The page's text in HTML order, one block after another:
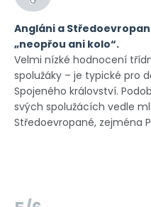
Angláni a
„neopřou ani kolo“.
Velmi nízké hodnocení
spolužáky – je typické pro
Spojeného království.
svých spolužácích vedle
Středoevropané, zejména